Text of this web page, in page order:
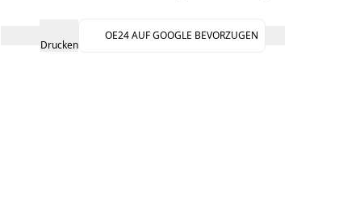
Drucken
OE24 AUF GOOGLE BEVORZUGEN